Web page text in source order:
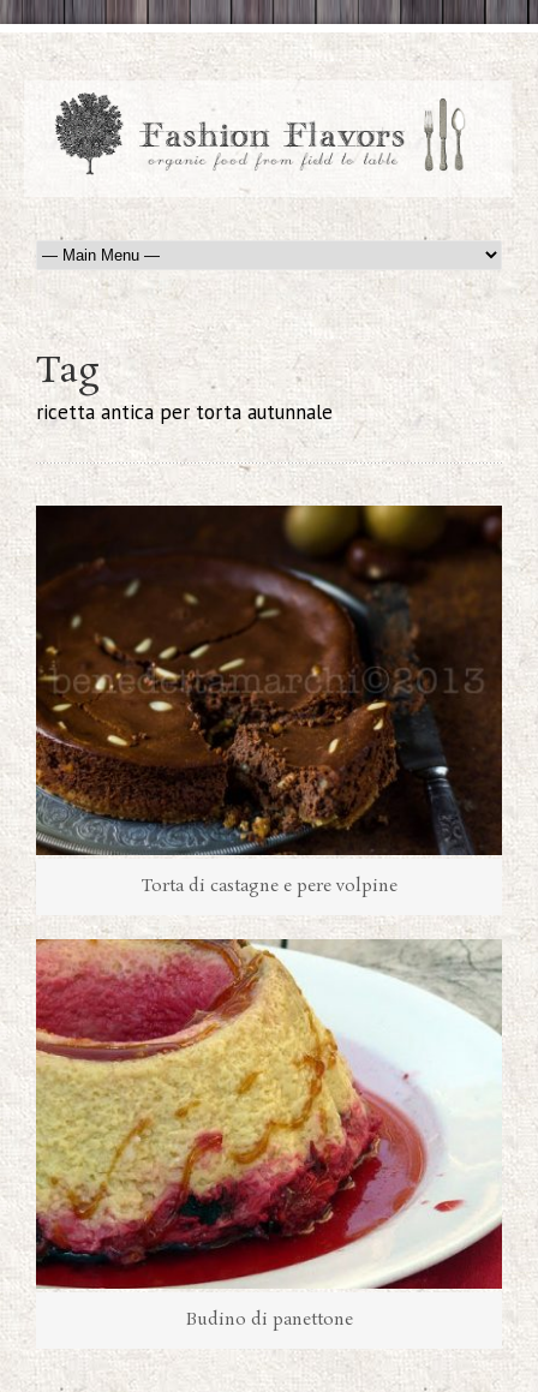
Tag
ricetta antica per torta autunnale
Torta di castagne e pere volpine
Budino di panettone